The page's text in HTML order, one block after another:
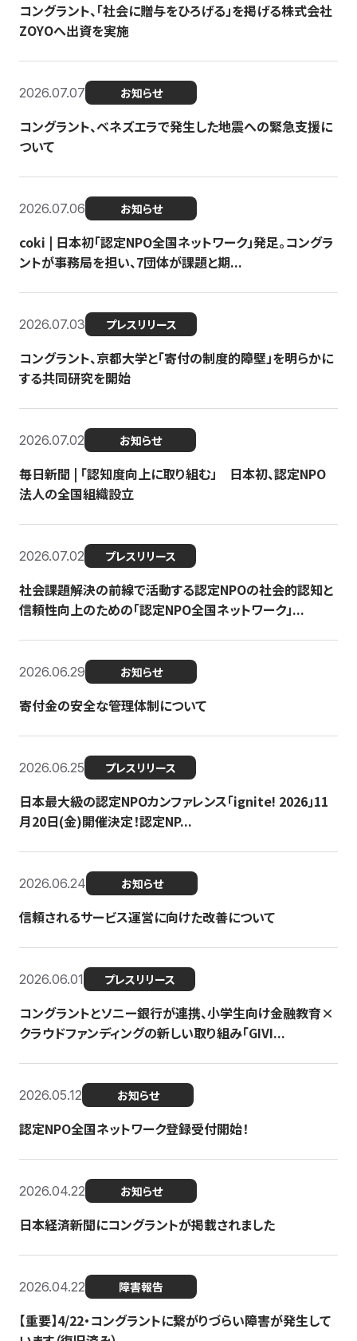
コングラント、「社会に贈与をひろげる」を掲げる株式会社
ZOYOへ出資を実施
2026.07.07 お知らせ
コングラント、ベネズエラで発生した地震への緊急支援に
ついて
2026.07.06 お知らせ
coki | 日本初「認定NPO全国ネットワーク」発足。コングラ
ントが事務局を担い、7団体が課題と期...
2026.07.03 プレスリリース
コングラント、京都大学と「寄付の制度的障壁」を明らかに
する共同研究を開始
2026.07.02 お知らせ
毎日新聞 | 「認知度向上に取り組む」 日本初、認定NPO
法人の全国組織設立
2026.07.02 プレスリリース
社会課題解決の前線で活動する認定NPOの社会的認知と
信頼性向上のための「認定NPO全国ネットワーク」...
2026.06.29 お知らせ
寄付金の安全な管理体制について
2026.06.25 プレスリリース
日本最大級の認定NPOカンファレンス「ignite! 2026」11
月20日(金)開催決定！認定NP...
2026.06.24 お知らせ
信頼されるサービス運営に向けた改善について
2026.06.01 プレスリリース
コングラントとソニー銀行が連携、小学生向け金融教育×
クラウドファンディングの新しい取り組み「GIVI...
2026.05.12 お知らせ
認定NPO全国ネットワーク登録受付開始！
2026.04.22 お知らせ
日本経済新聞にコングラントが掲載されました
2026.04.22 障害報告
【重要】4/22・コングラントに繋がりづらい障害が発生して